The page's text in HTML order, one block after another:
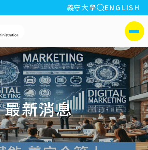
:::
義守大學 全站搜索
ENGLISH
側選單
最新消息